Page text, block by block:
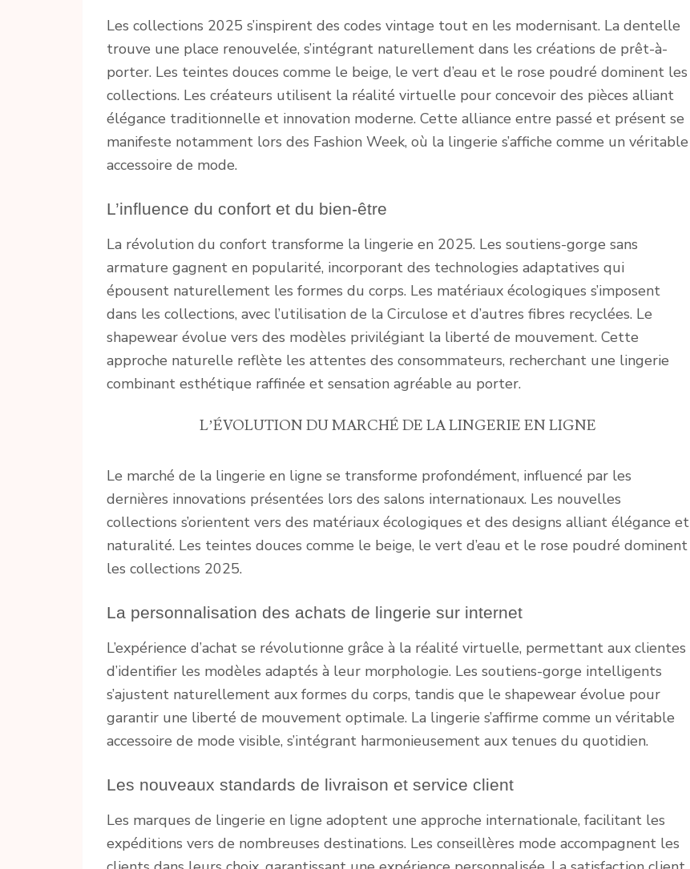
Les collections 2025 s’inspirent des codes vintage tout en les modernisant. La dentelle
trouve une place renouvelée, s’intégrant naturellement dans les créations de prêt-à-
porter. Les teintes douces comme le beige, le vert d’eau et le rose poudré dominent les
collections. Les créateurs utilisent la réalité virtuelle pour concevoir des pièces alliant
élégance traditionnelle et innovation moderne. Cette alliance entre passé et présent se
manifeste notamment lors des Fashion Week, où la lingerie s’affiche comme un véritable
accessoire de mode.
L’influence du confort et du bien-être
La révolution du confort transforme la lingerie en 2025. Les soutiens-gorge sans
armature gagnent en popularité, incorporant des technologies adaptatives qui
épousent naturellement les formes du corps. Les matériaux écologiques s’imposent
dans les collections, avec l’utilisation de la Circulose et d’autres fibres recyclées. Le
shapewear évolue vers des modèles privilégiant la liberté de mouvement. Cette
approche naturelle reflète les attentes des consommateurs, recherchant une lingerie
combinant esthétique raffinée et sensation agréable au porter.
L’ÉVOLUTION DU MARCHÉ DE LA LINGERIE EN LIGNE
Le marché de la lingerie en ligne se transforme profondément, influencé par les
dernières innovations présentées lors des salons internationaux. Les nouvelles
collections s’orientent vers des matériaux écologiques et des designs alliant élégance et
naturalité. Les teintes douces comme le beige, le vert d’eau et le rose poudré dominent
les collections 2025.
La personnalisation des achats de lingerie sur internet
L’expérience d’achat se révolutionne grâce à la réalité virtuelle, permettant aux clientes
d’identifier les modèles adaptés à leur morphologie. Les soutiens-gorge intelligents
s’ajustent naturellement aux formes du corps, tandis que le shapewear évolue pour
garantir une liberté de mouvement optimale. La lingerie s’affirme comme un véritable
accessoire de mode visible, s’intégrant harmonieusement aux tenues du quotidien.
Les nouveaux standards de livraison et service client
Les marques de lingerie en ligne adoptent une approche internationale, facilitant les
expéditions vers de nombreuses destinations. Les conseillères mode accompagnent les